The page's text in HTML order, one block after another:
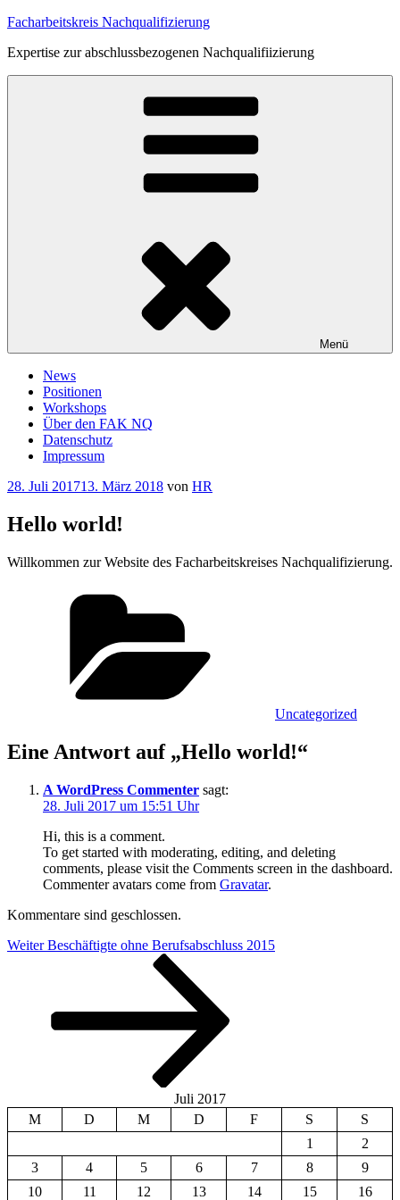
Zum
springen
Facharbeitskreis Nachqualifizierung
Expertise zur abschlussbezogenen Nachqualifiizierung
Menü
News
Positionen
Workshops
Über den FAK NQ
Datenschutz
Impressum
Veröffentlicht
28. Juli 201713. März 2018 von HR
Hello world!
Willkommen zur Website des Facharbeitskreises Nachqualifizierung.
Uncategorized
Eine Antwort auf „Hello world!“
A WordPress Commenter sagt:
28. Juli 2017 um 15:51 Uhr
Hi, this is a comment.
To get started with moderating, editing, and deleting
comments, please visit the Comments screen in the dashboard.
Commenter avatars come from Gravatar.
Kommentare sind geschlossen.
Beitragsnavigation
Nächster
Weiter Beschäftigte ohne Berufsabschluss 2015
Juli 2017
M
D M D F S
S
1
2
3
4 5 6 7 8
9
10
11 12 13 14 15 16